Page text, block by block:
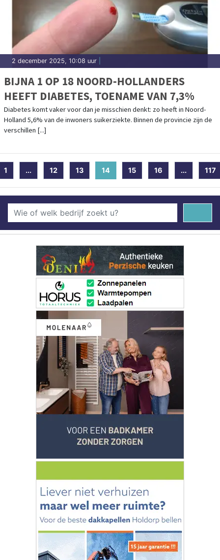
2 december 2025, 10:08 uur
BIJNA 1 OP 18 NOORD-HOLLANDERS
HEEFT DIABETES, TOENAME VAN 7,3%
Diabetes komt vaker voor dan je misschien denkt: zo heeft in Noord-
Holland 5,6% van de inwoners suikerziekte. Binnen de provincie zijn de
verschillen [...]
1 ... 12 13 14 (current)
15 16 ... 117